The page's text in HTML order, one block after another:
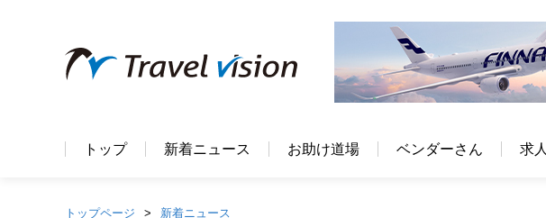
トップ 新着ニュース お助け道場 ベンダーさん 求人
トップページ 新着ニュース